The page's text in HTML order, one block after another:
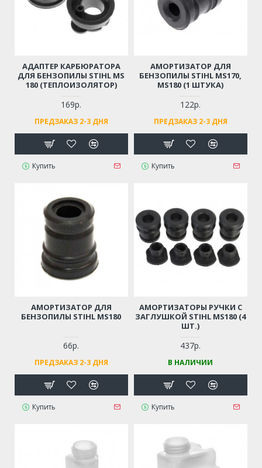
АДАПТЕР КАРБЮРАТОРА
ДЛЯ БЕНЗОПИЛЫ STIHL MS
180 (ТЕПЛОИЗОЛЯТОР)
169р.
ПРЕДЗАКАЗ 2-3 ДНЯ
Купить
АМОРТИЗАТОР ДЛЯ
БЕНЗОПИЛЫ STIHL MS170,
MS180 (1 ШТУКА)
122р.
ПРЕДЗАКАЗ 2-3 ДНЯ
Купить
АМОРТИЗАТОР ДЛЯ
БЕНЗОПИЛЫ STIHL MS180
66р.
ПРЕДЗАКАЗ 2-3 ДНЯ
Купить
АМОРТИЗАТОРЫ РУЧКИ С
ЗАГЛУШКОЙ STIHL MS180 (4
ШТ.)
437р.
В НАЛИЧИИ
Купить